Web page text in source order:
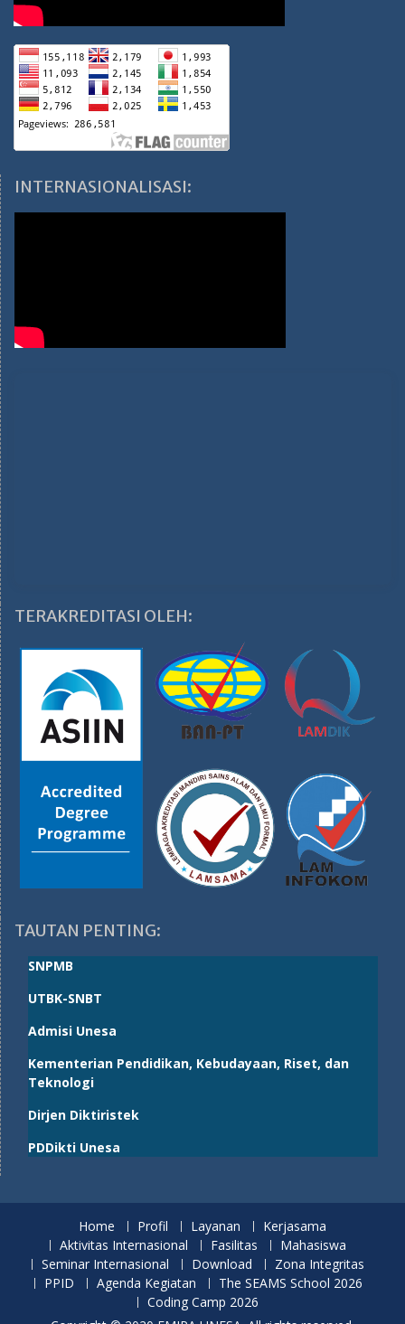
INTERNASIONALISASI:
TERAKREDITASI OLEH:
TAUTAN PENTING:
SNPMB
UTBK-SNBT
Admisi Unesa
Kementerian Pendidikan, Kebudayaan, Riset, dan
Teknologi
Dirjen Diktiristek
PDDikti Unesa
Home Profil Layanan
Kerjasama
Aktivitas Internasional
Fasilitas
Mahasiswa
Seminar Internasional
Download
Zona Integritas
PPID
Agenda Kegiatan
The SEAMS School 2026
Coding Camp 2026